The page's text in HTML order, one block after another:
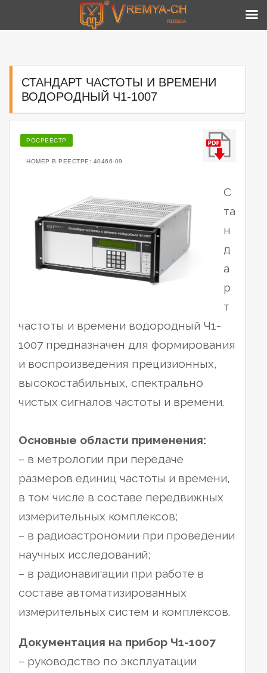
contentСТАНДАРТ ЧАСТОТЫ И ВРЕМЕНИ
ВОДОРОДНЫЙ Ч1-1007
РОСРЕЕСТР
НОМЕР В РЕЕСТРЕ: 40466-09
С
та
н
д
а
р
т
частоты и времени водородный Ч1-
1007 предназначен для формирования
и воспроизведения прецизионных,
высокостабильных, спектрально
чистых сигналов частоты и времени.
Основные области применения:
– в метрологии при передаче
размеров единиц частоты и времени,
в том числе в составе передвижных
измерительных комплексов;
– в радиоастрономии при проведении
научных исследований;
– в радионавигации при работе в
составе автоматизированных
измерительных систем и комплексов.
Документация на прибор Ч1-1007
– руководство по эксплуатации